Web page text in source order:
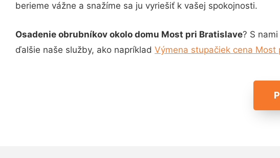
berieme vážne a snažíme sa ju vyriešiť k vašej spokojnosti.
Osadenie obrubníkov okolo domu Most pri Bratislave? S
ďalšie naše služby, ako napríklad Výmena stupačiek cena Most